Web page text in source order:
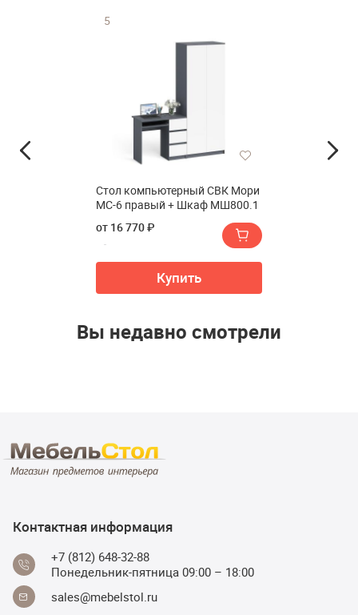
5
Стол компьютерный СВК Мори
МС-6 правый + Шкаф МШ800.1
от 16 770 ₽
Купить
Вы недавно смотрели
Контактная информация
+7 (812) 648-32-88
Понедельник-пятница 09:00 – 18:00
sales@mebelstol.ru